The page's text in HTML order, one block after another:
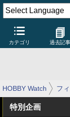
カテゴリ 過去記事
HOBBY Watch フ
特別企画